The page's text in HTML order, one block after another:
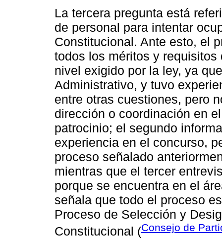
La tercera pregunta está
de personal para intentar
Constitucional. Ante esto, el
todos los méritos y
nivel exigido por la ley, ya
Administrativo, y tuvo
entre otras cuestiones, pero
dirección o coordinación en
patrocinio; el segundo
experiencia en el concurso,
proceso señalado
mientras que el tercer
porque se encuentra en el
señala que todo el proceso
Proceso de Selección y
Constitucional (Consejo de